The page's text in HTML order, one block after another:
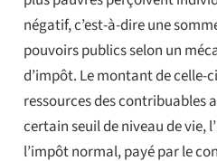
négatif, c’est-à-dire une
pouvoirs publics selon un
d’impôt. Le montant de celle-
ressources des contribuables
certain seuil de niveau de vie,
l’impôt normal, payé par le